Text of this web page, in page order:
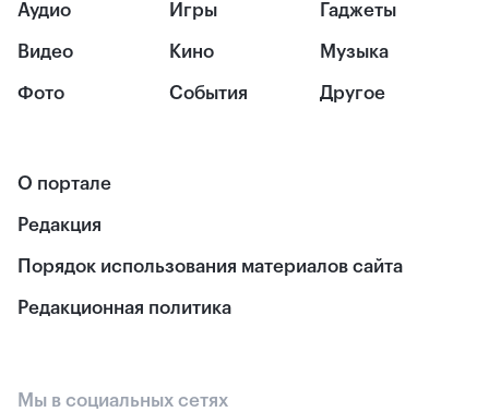
Аудио
Видео
Фото
Игры
Кино
События
Гаджеты
Музыка
Другое
О портале
Редакция
Порядок использования материалов сайта
Редакционная политика
Мы в социальных сетях